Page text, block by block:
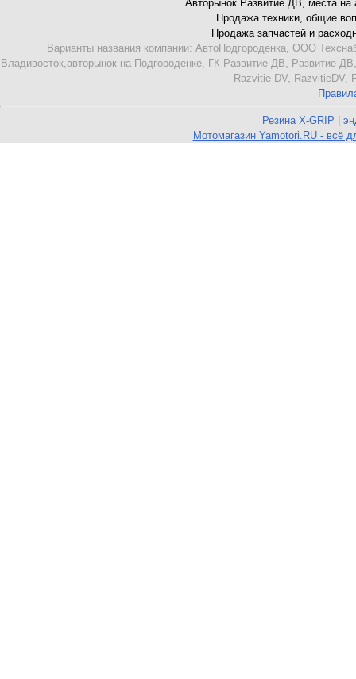
Авторынок Развитие ДВ, места на
Продажа техники, общие
Продажа запчастей и
Варианты названия компании: АвтоПодгороденка, ООО
Владивосток,авторынок на Подгороденке, ГК Развитие ДВ,
Razvitie-DV, RazvitieDV,
Резина X-GRIP |
Мотомагазин Yamotori.RU - всё